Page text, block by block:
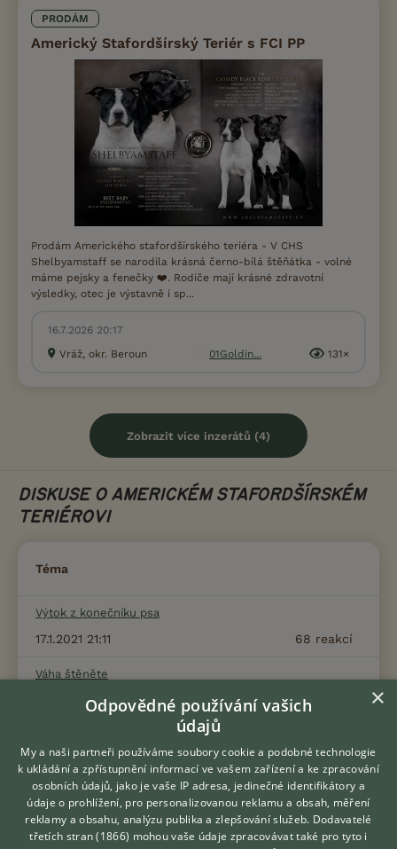
PRODÁM
Americký Stafordšírský Teriér s FCI PP
Prodám Amerického stafordšírského teriéra - V CHS
Shelbyamstaff se narodila krásná černo-bílá štěňátka - volné
máme pejsky a fenečky ❤️. Rodiče mají krásné zdravotní
výsledky, otec je výstavně i sp...
16.7.2026 20:17
Vráž, okr. Beroun
01Goldin... 131×
Zobrazit více inzerátů (4)
DISKUSE O AMERICKÉM STAFORDŠÍRSKÉM
TERIÉROVI
Téma
Výtok z konečníku psa
68 reakcí
17.1.2021 21:11
Váha štěněte
37
3.11.2018 18:47
58
23.5.2023 12:18
Boule na krku
8 reakcí
9.11.2021 06:41
Hledáte zvířecího kamaráda?
×
Odpovědné používání vašich
údajů
My a naši partneři používáme soubory cookie a podobné technologie
k ukládání a zpřístupnění informací ve vašem zařízení a ke zpracování
osobních údajů, jako je vaše IP adresa, jedinečné identifikátory a
údaje o prohlížení, pro personalizovanou reklamu a obsah, měření
reklamy a obsahu, analýzu publika a zlepšování služeb. Dodavatelé
třetích stran (1866) mohou vaše údaje zpracovávat také pro tyto i